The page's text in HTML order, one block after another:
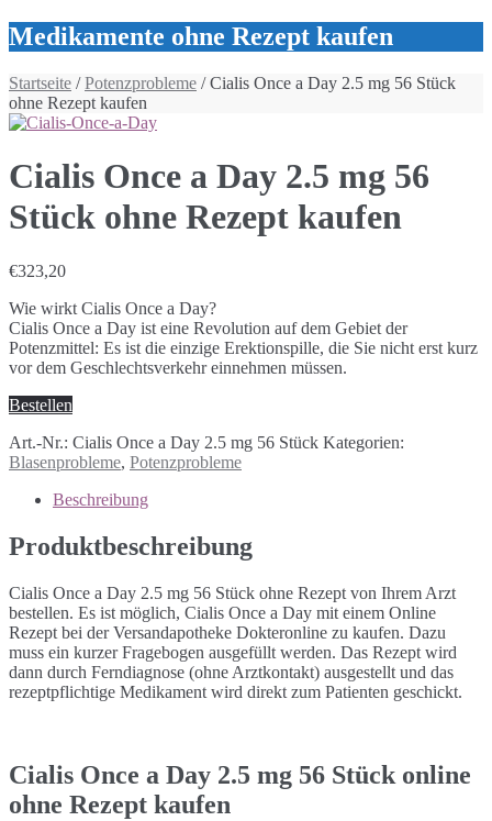
Medikamente ohne Rezept kaufen
Startseite /Potenzprobleme / Cialis Once a Day 2.5 mg 56 Stück
ohne Rezept kaufen
Cialis Once a Day 2.5 mg 56
Stück ohne Rezept kaufen
€323,20
Wie wirkt Cialis Once a Day?
Cialis Once a Day ist eine Revolution auf dem Gebiet der
Potenzmittel: Es ist die einzige Erektionspille, die Sie nicht erst kurz
vor dem Geschlechtsverkehr einnehmen müssen.
Bestellen
Art.-Nr.: Cialis Once a Day 2.5 mg 56 Stück Kategorien:
Blasenprobleme, Potenzprobleme
Beschreibung
Produktbeschreibung
Cialis Once a Day 2.5 mg 56 Stück ohne Rezept von Ihrem Arzt
bestellen. Es ist möglich, Cialis Once a Day mit einem Online
Rezept bei der Versandapotheke Dokteronline zu kaufen. Dazu
muss ein kurzer Fragebogen ausgefüllt werden. Das Rezept wird
dann durch Ferndiagnose (ohne Arztkontakt) ausgestellt und das
rezeptpflichtige Medikament wird direkt zum Patienten geschickt.
Cialis Once a Day 2.5 mg 56 Stück online
ohne Rezept kaufen